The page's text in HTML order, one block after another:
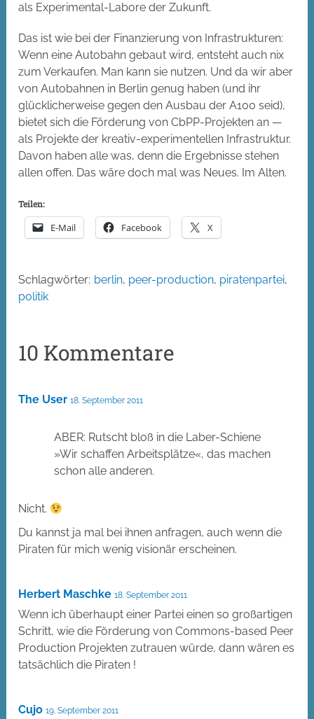
als Experimental-Labore der Zukunft.
Das ist wie bei der Finanzierung von Infrastrukturen:
Wenn eine Autobahn gebaut wird, entsteht auch nix
zum Verkaufen. Man kann sie nutzen. Und da wir aber
von Autobahnen in Berlin genug haben (und ihr
glücklicherweise gegen den Ausbau der A100 seid),
bietet sich die Förderung von CbPP-Projekten an —
als Projekte der kreativ-experimentellen Infrastruktur.
Davon haben alle was, denn die Ergebnisse stehen
allen offen. Das wäre doch mal was Neues. Im Alten.
Teilen:
E-Mail Facebook X
Schlagwörter: berlin, peer-production, piratenpartei,
politik
10 Kommentare
The User 18. September 2011
ABER: Rutscht bloß in die Laber-Schiene
»Wir schaffen Arbeitsplätze«, das machen
schon alle anderen.
Nicht.
Du kannst ja mal bei ihnen anfragen, auch wenn die
Piraten für mich wenig visionär erscheinen.
Herbert Maschke 18. September 2011
Wenn ich überhaupt einer Partei einen so großartigen
Schritt, wie die Förderung von Commons-based Peer
Production Projekten zutrauen würde, dann wären es
tatsächlich die Piraten !
Cujo 19. September 2011